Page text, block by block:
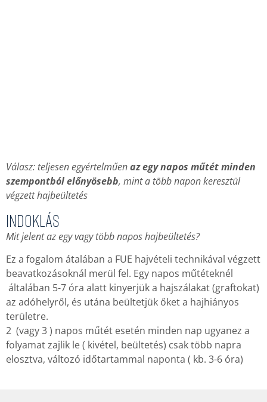
Válasz: teljesen egyértelműenaz egy napos műtét minden
szempontból előnyösebb, mint a több napon keresztül
végzett hajbeültetés
Indoklás
Mit jelent az egy vagy több napos hajbeültetés?
Ez a fogalom átalában a FUE hajvételi technikával végzett
beavatkozásoknál merül fel. Egy napos műtéteknél
általában 5-7 óra alatt kinyerjük a hajszálakat (graftokat)
az adóhelyről, és utána beültetjük őket a hajhiányos
területre.
2 (vagy 3 ) napos műtét esetén minden nap ugyanez a
folyamat zajlik le ( kivétel, beültetés) csak több napra
elosztva, változó időtartammal naponta ( kb. 3-6 óra)